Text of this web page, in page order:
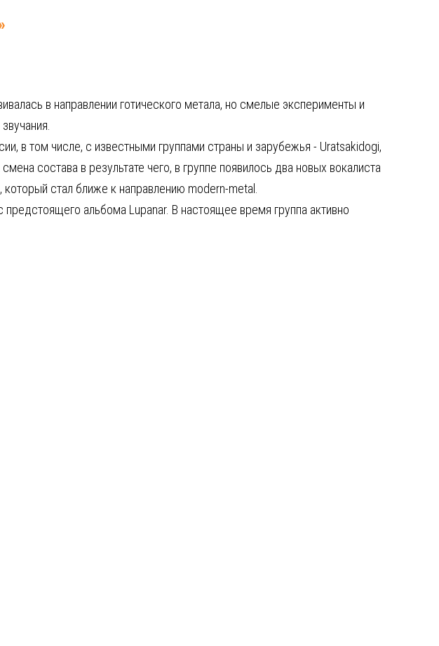
в направлении готического метала, но смелые эксперименты и
в том числе, с известными группами страны и зарубежья - Uratsakidogi,
состава в результате чего, в группе появилось два новых вокалиста
стал ближе к направлению modern-metal.
альбома Lupanar. В настоящее время группа активно